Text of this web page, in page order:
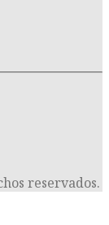
reservados.